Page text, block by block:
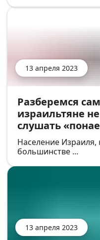
13 апреля 2023
Разберемся
израильтяне
слушать
Население Израиля,
большинстве ...
13 апреля 2023